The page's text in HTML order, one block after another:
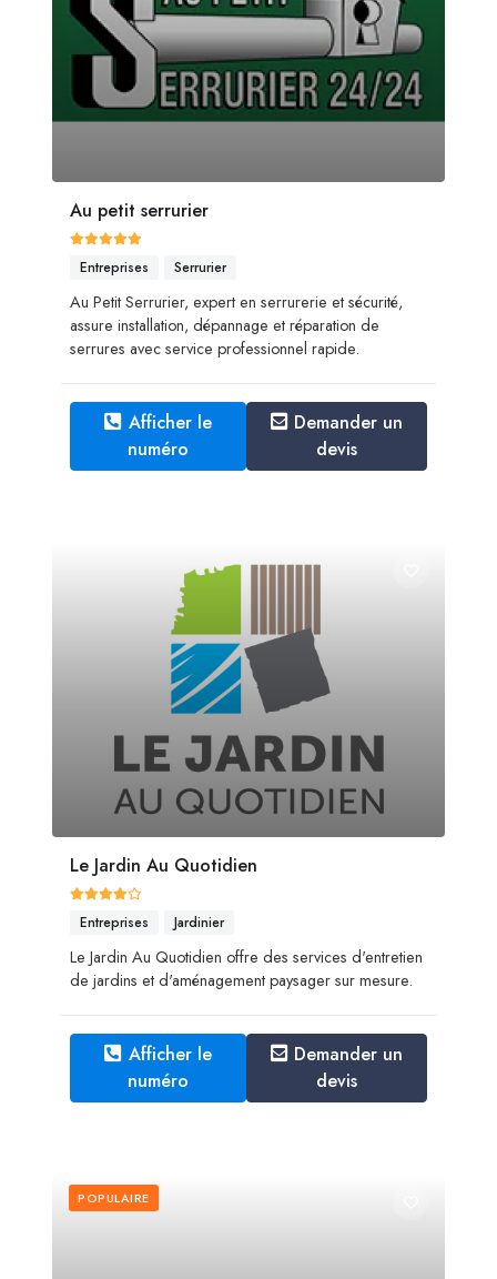
Au petit serrurier
Entreprises Serrurier
Au Petit Serrurier, expert en serrurerie et sécurité,
assure installation, dépannage et réparation de
serrures avec service professionnel rapide.
Afficher le
numéro
Demander un
devis
Le Jardin Au Quotidien
Entreprises Jardinier
Le Jardin Au Quotidien offre des services d'entretien
de jardins et d'aménagement paysager sur mesure.
Afficher le
numéro
Demander un
devis
POPULAIRE